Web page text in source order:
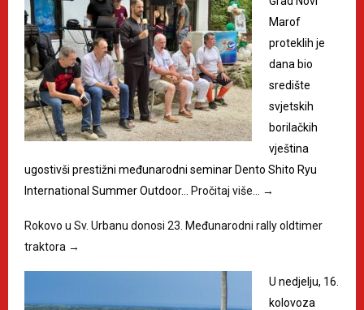
Marof
proteklih je
dana bio
središte
svjetskih
borilačkih
vještina
ugostivši prestižni međunarodni seminar Dento Shito Ryu
International Summer Outdoor…
Pročitaj više… →
Rokovo u Sv. Urbanu donosi 23. Međunarodni rally oldtimer
traktora →
U nedjelju, 16.
kolovoza